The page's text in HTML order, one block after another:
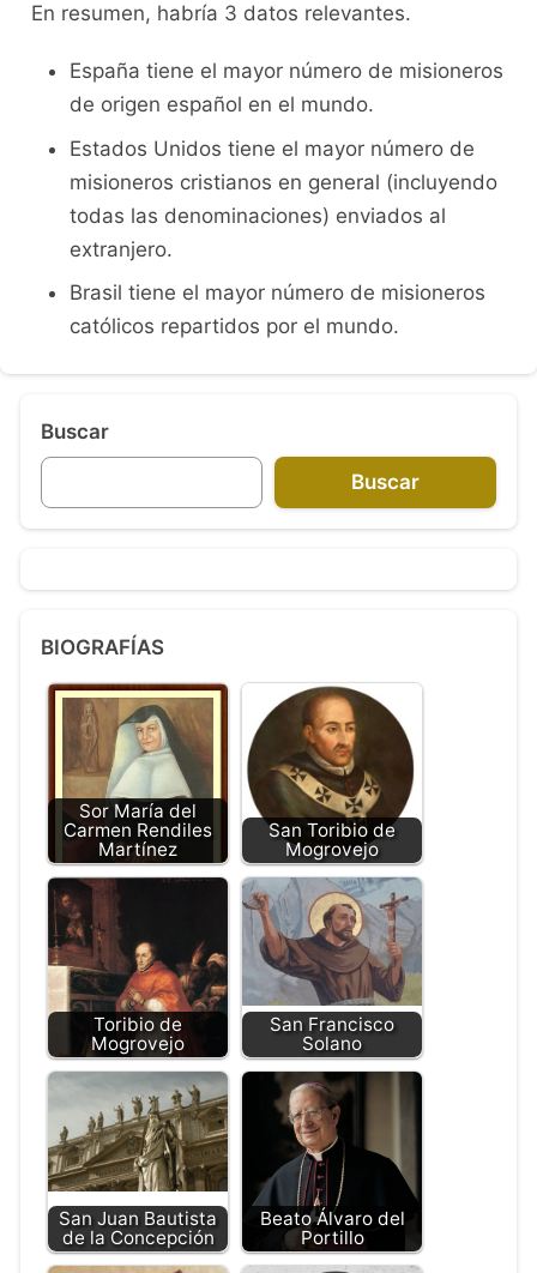
En resumen, habría 3 datos relevantes.
España tiene el mayor número de misioneros
de origen español en el mundo.
Estados Unidos tiene el mayor número de
misioneros cristianos en general (incluyendo
todas las denominaciones) enviados al
extranjero.
Brasil tiene el mayor número de misioneros
católicos repartidos por el mundo.
Buscar
Buscar
BIOGRAFÍAS
Sor María del
Carmen Rendiles
Martínez
San Toribio de
Mogrovejo
Toribio de
Mogrovejo
San Francisco
Solano
San Juan Bautista
de la Concepción
Beato Álvaro del
Portillo